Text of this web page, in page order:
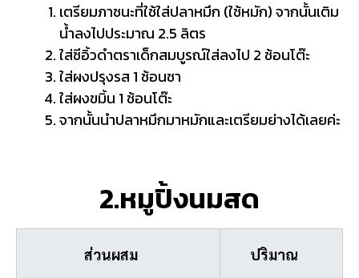
เตรียมภาชนะที่ใช้ใส่ปลาหมึก (ใช้หมัก) จากนั้นเติม
น้ำลงไปประมาณ 2.5 ลิตร
ใส่ซีอิ้วดำตราเด็กสมบูรณ์ใส่ลงไป 2 ช้อนโต๊ะ
ใส่ผงปรุงรส 1 ช้อนชา
ใส่ผงขมิ้น 1 ช้อนโต๊ะ
จากนั้นนำปลาหมึกมาหมักและเตรียมย่างได้เลยค่ะ
2.หมูปิ้งนมสด
ส่วนผสม ปริมาณ